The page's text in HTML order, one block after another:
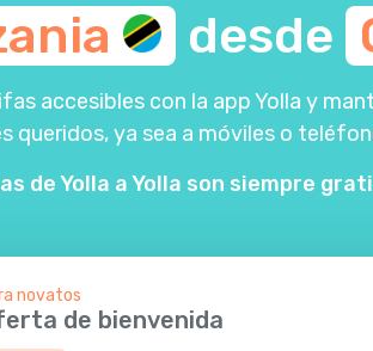
desde
accesibles con la app Yolla y
queridos, ya sea a móviles o
de Yolla a Yolla son siempre
novatos
de bienvenida